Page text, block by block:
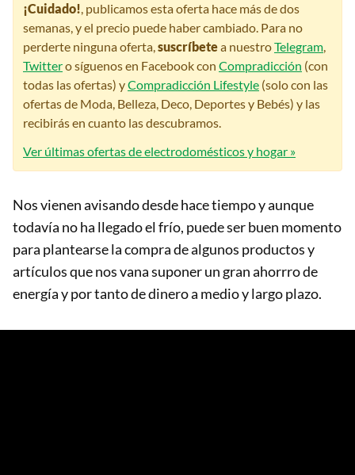
¡Cuidado!, publicamos esta oferta hace más de dos
semanas, y el precio puede haber cambiado. Para no
perderte ninguna oferta,suscríbetea nuestroTelegram,
Twittero síguenos en Facebook con Compradicción (con
todas las ofertas) yCompradicción Lifestyle (solo con las
ofertas de Moda, Belleza, Deco, Deportes y Bebés) y las
recibirás en cuanto las descubramos.
Ver últimas ofertas de electrodomésticos y hogar »
Nos vienen avisando desde hace tiempo y aunque
todavía no ha llegado el frío, puede ser buen momento
para plantearse la compra de algunos productos y
artículos que nos vana suponer un gran ahorrro de
energía y por tanto de dinero a medio y largo plazo.